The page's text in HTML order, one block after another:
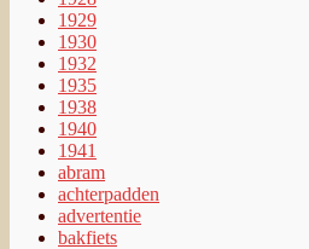
1929
1930
1932
1935
1938
1940
1941
abram
achterpadden
advertentie
bakfiets